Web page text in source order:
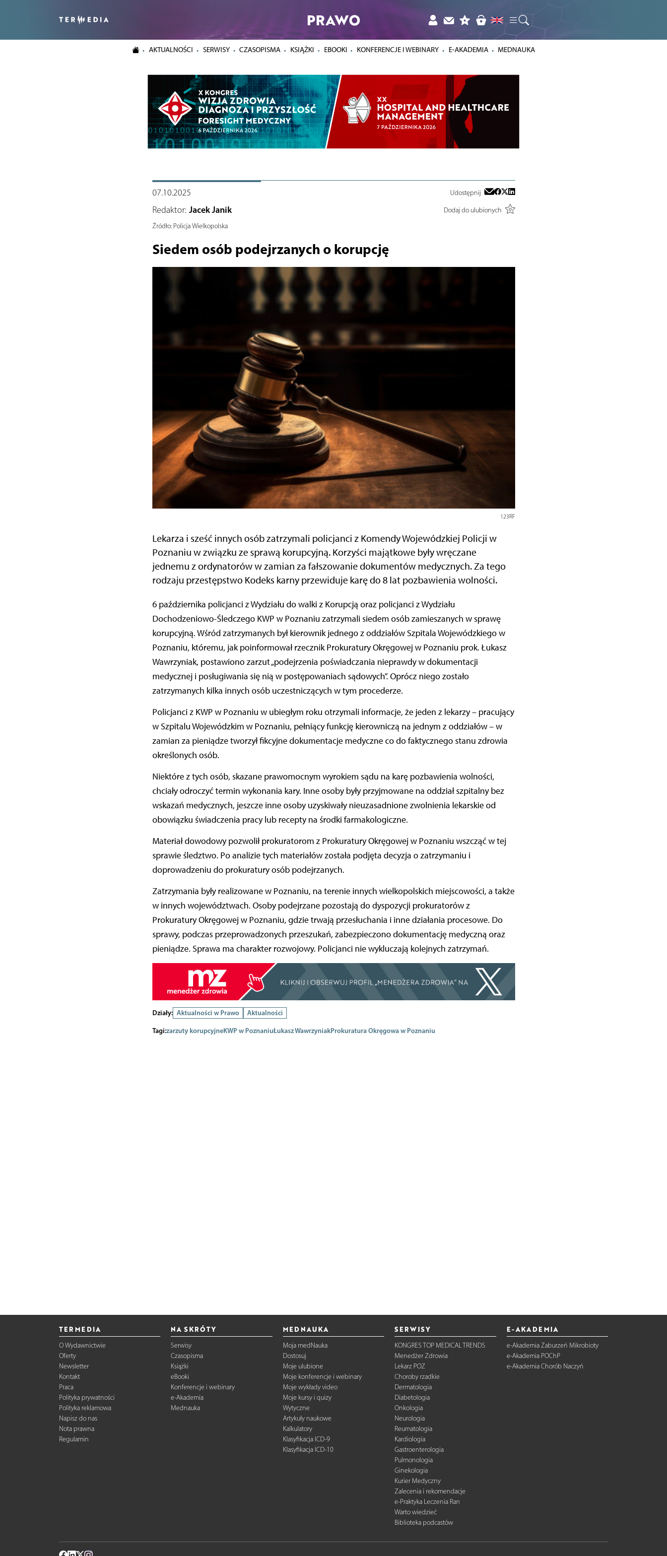
PRAWO
AKTUALNOŚCI SERWISY CZASOPISMA KSIĄŻKI EBOOKI KONFERENCJE I WEBINARY E-AKADEMIA MEDNAUKA
07.10.2025 Udostępnij
Redaktor: Jacek Janik
Dodaj do ulubionych
Źródło:Policja Wielkopolska
Siedem osób podejrzanych o korupcję
123RF
Lekarza i sześć innych osób zatrzymali policjanci z Komendy Wojewódzkiej Policji w
Poznaniu w związku ze sprawą korupcyjną. Korzyści majątkowe były wręczane
jednemu z ordynatorów w zamian za fałszowanie dokumentów medycznych. Za tego
rodzaju przestępstwo Kodeks karny przewiduje karę do 8 lat pozbawienia wolności.
6 października policjanci z Wydziału do walki z Korupcją oraz policjanci z Wydziału
Dochodzeniowo-Śledczego KWP w Poznaniu zatrzymali siedem osób zamieszanych w sprawę
korupcyjną. Wśród zatrzymanych był kierownik jednego z oddziałów Szpitala Wojewódzkiego w
Poznaniu, któremu, jak poinformował rzecznik Prokuratury Okręgowej w Poznaniu prok. Łukasz
Wawrzyniak, postawiono zarzut „podejrzenia poświadczania nieprawdy w dokumentacji
medycznej i posługiwania się nią w postępowaniach sądowych”. Oprócz niego zostało
zatrzymanych kilka innych osób uczestniczących w tym procederze.
Policjanci z KWP w Poznaniu w ubiegłym roku otrzymali informacje, że jeden z lekarzy – pracujący
w Szpitalu Wojewódzkim w Poznaniu, pełniący funkcję kierowniczą na jednym z oddziałów – w
zamian za pieniądze tworzył fikcyjne dokumentacje medyczne co do faktycznego stanu zdrowia
określonych osób.
Niektóre z tych osób, skazane prawomocnym wyrokiem sądu na karę pozbawienia wolności,
chciały odroczyć termin wykonania kary. Inne osoby były przyjmowane na oddział szpitalny bez
wskazań medycznych, jeszcze inne osoby uzyskiwały nieuzasadnione zwolnienia lekarskie od
obowiązku świadczenia pracy lub recepty na środki farmakologiczne.
Materiał dowodowy pozwolił prokuratorom z Prokuratury Okręgowej w Poznaniu wszcząć w tej
sprawie śledztwo. Po analizie tych materiałów została podjęta decyzja o zatrzymaniu i
doprowadzeniu do prokuratury osób podejrzanych.
Zatrzymania były realizowane w Poznaniu, na terenie innych wielkopolskich miejscowości, a także
w innych województwach. Osoby podejrzane pozostają do dyspozycji prokuratorów z
Prokuratury Okręgowej w Poznaniu, gdzie trwają przesłuchania i inne działania procesowe. Do
sprawy, podczas przeprowadzonych przeszukań, zabezpieczono dokumentację medyczną oraz
pieniądze. Sprawa ma charakter rozwojowy. Policjanci nie wykluczają kolejnych zatrzymań.
Działy: Aktualności w Prawo
Aktualności
Tagi:zarzuty korupcyjneKWP w PoznaniuŁukasz WawrzyniakProkuratura Okręgowa w Poznaniu
TERMEDIA
O Wydawnictwie
Oferty
Newsletter
Kontakt
Praca
Polityka prywatności
Polityka reklamowa
Napisz do nas
Nota prawna
Regulamin
NA SKRÓTY
Serwisy
Czasopisma
Książki
eBooki
Konferencje i webinary
e-Akademia
Mednauka
MEDNAUKA
Moja medNauka
Dostosuj
Moje ulubione
Moje konferencje i webinary
Moje wykłady video
Moje kursy i quizy
Wytyczne
Artykuły naukowe
Kalkulatory
Klasyfikacja ICD-9
Klasyfikacja ICD-10
SERWISY
KONGRES TOP MEDICAL TRENDS
Menedżer Zdrowia
Lekarz POZ
Choroby rzadkie
Dermatologia
Diabetologia
Onkologia
Neurologia
Reumatologia
Kardiologia
Gastroenterologia
Pulmonologia
Ginekologia
Kurier Medyczny
Zalecenia i rekomendacje
e-Praktyka Leczenia Ran
Warto wiedzieć
Biblioteka podcastów
E-AKADEMIA
e-Akademia Zaburzeń Mikrobioty
e-Akademia POChP
e-Akademia Chorób Naczyń